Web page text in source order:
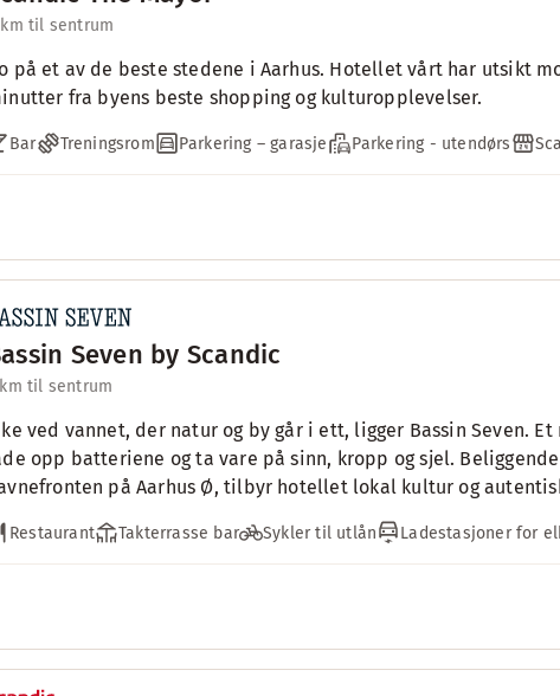
til sentrum
på et av de beste stedene i Aarhus. Hotellet vårt har utsikt
fra byens beste shopping og kulturopplevelser.
Bar Treningsrom Parkering – garasje Parkering - utendørs
Seven by Scandic
til sentrum
ved vannet, der natur og by går i ett, ligger Bassin Seven.
opp batteriene og ta vare på sinn, kropp og sjel.
på Aarhus Ø, tilbyr hotellet lokal kultur og
Restaurant Takterrasse bar Sykler til utlån Ladestasjoner for